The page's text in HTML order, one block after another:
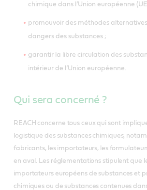
chimique dans l’Union européenne
promouvoir des méthodes
dangers des substances ;
garantir la libre circulation des
intérieur de l’Union européenne.
Qui sera concerné ?
REACH concerne tous ceux qui sont
logistique des substances chimiques,
fabricants, les importateurs, les
en aval. Les réglementations stipulent que
importateurs européens de substances et
chimiques ou de substances contenues